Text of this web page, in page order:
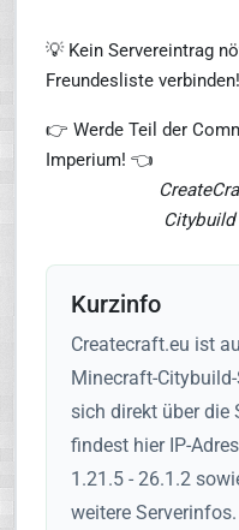
💡 Kein Servereintrag
Freundesliste verbinden!
👉 Werde Teil der
Imperium! 👈
Citybuild
Kurzinfo
Createcraft.eu ist
Minecraft-
sich direkt über die
findest hier IP-
1.21.5 - 26.1.2
weitere